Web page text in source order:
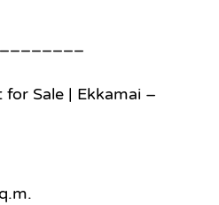
Sale | Ekkamai –